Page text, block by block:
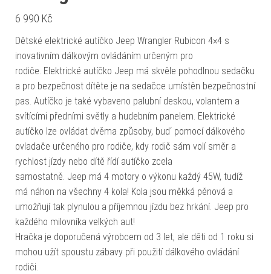
6 990 Kč
Dětské elektrické autíčko Jeep Wrangler Rubicon 4×4 s
inovativním dálkovým ovládáním určeným pro
rodiče. Elektrické autíčko Jeep má skvěle pohodlnou sedačku
a pro bezpečnost dítěte je na sedačce umístěn bezpečnostní
pas. Autíčko je také vybaveno palubní deskou, volantem a
svítícími předními světly a hudebním panelem. Elektrické
autíčko lze ovládat dvěma způsoby, bud‘ pomocí dálkového
ovladače určeného pro rodiče, kdy rodič sám volí směr a
rychlost jízdy nebo dítě řídí autíčko zcela
samostatně. Jeep má 4 motory o výkonu každý 45W, tudíž
má náhon na všechny 4 kola! Kola jsou měkká pěnová a
umožňují tak plynulou a příjemnou jízdu bez hrkání. Jeep pro
každého milovníka velkých aut!
Hračka je doporučená výrobcem od 3 let, ale děti od 1 roku si
mohou užít spoustu zábavy při použití dálkového ovládání
rodiči.